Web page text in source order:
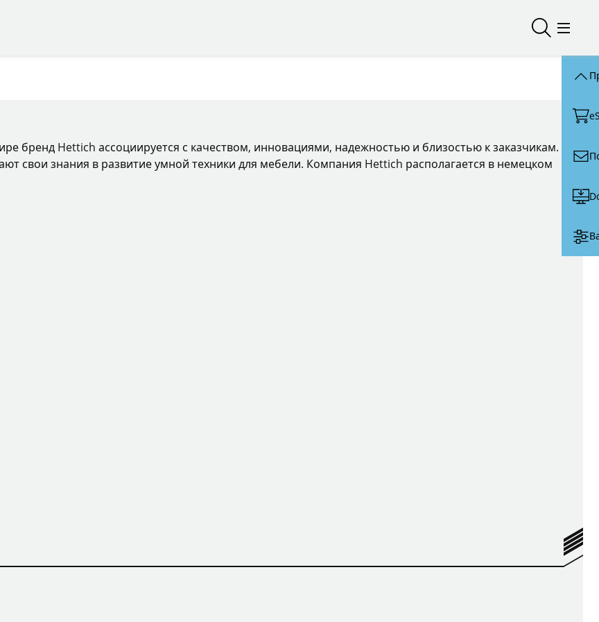
Открыть/
бренд Hettich ассоциируется с качеством, инновациями, надежностью и близостью к заказчикам.
свои знания в развитие умной техники для мебели. Компания Hettich располагается в немецком